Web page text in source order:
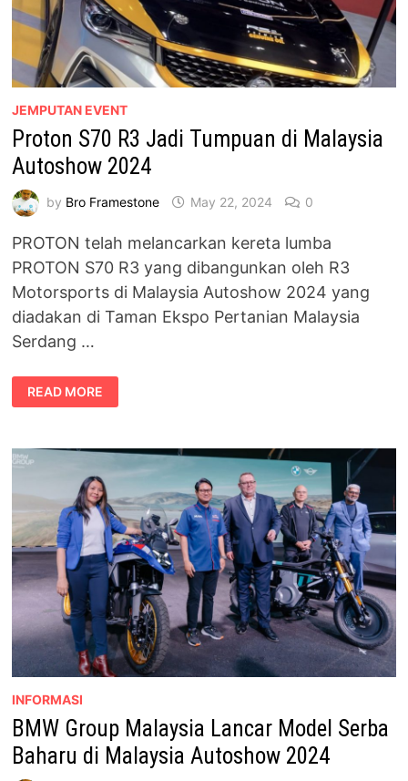
JEMPUTAN EVENT
Proton S70 R3 Jadi Tumpuan di Malaysia
Autoshow 2024
by Bro Framestone May 22, 2024 0
PROTON telah melancarkan kereta lumba
PROTON S70 R3 yang dibangunkan oleh R3
Motorsports di Malaysia Autoshow 2024 yang
diadakan di Taman Ekspo Pertanian Malaysia
Serdang …
PROTON
S70
R3
DI
MALAYSIA
AUTOSHOW
READ MORE
INFORMASI
BMW Group Malaysia Lancar Model Serba
Baharu di Malaysia Autoshow 2024